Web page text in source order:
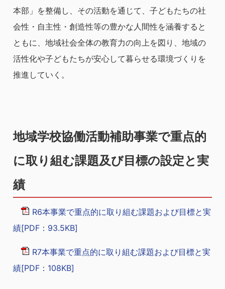
本部」を整備し、その活動を通じて、子どもたちの社
会性・自主性・創造性等の豊かな人間性を涵養すると
ともに、地域社会全体の教育力の向上を図り、地域の
活性化や子どもたちが安心して暮らせる環境づくりを
推進していく。
地域学校協働活動補助事業で重点的
に取り組む課題及び目標の設定と実
績
R6本事業で重点的に取り組む課題および目標と実
績[PDF：93.5KB]
R7本事業で重点的に取り組む課題および目標と実
績[PDF：108KB]